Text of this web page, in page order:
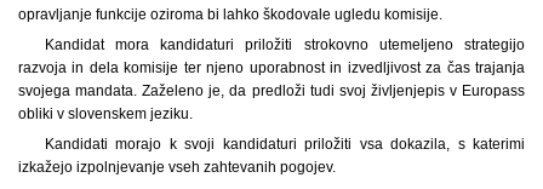
opravljanje funkcije oziroma bi lahko škodovale ugledu komisije.
Kandidat mora kandidaturi priložiti strokovno utemeljeno strategijo
razvoja in dela komisije ter njeno uporabnost in izvedljivost za čas trajanja
svojega mandata. Zaželeno je, da predloži tudi svoj življenjepis v Europass
obliki v slovenskem jeziku.
Kandidati morajo k svoji kandidaturi priložiti vsa dokazila, s katerimi
izkažejo izpolnjevanje vseh zahtevanih pogojev.